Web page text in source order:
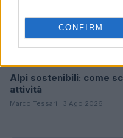
CONFIRM
Alpi sostenibili: come
attività
Marco Tessari · 3 Ago 2026